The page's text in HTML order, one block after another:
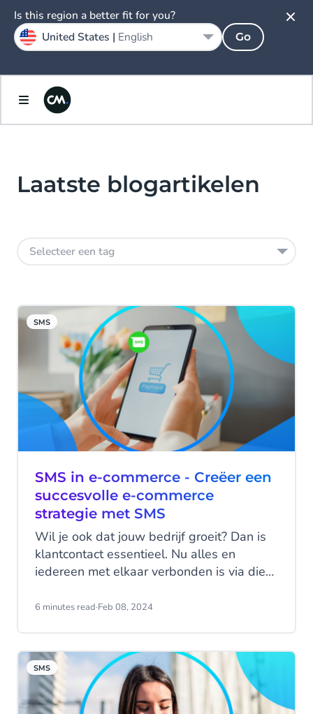
Laatste blogartikelen
Selecteer een tag
SMS
SMS in e-commerce - Creëer een
succesvolle e-commerce
strategie met SMS
Wil je ook dat jouw bedrijf groeit? Dan is
klantcontact essentieel. Nu alles en
iedereen met elkaar verbonden is via die
handen, wordt de manier waarop je met
SMS kunt gebruiken om je klantcontact te
verbeteren, verkoop te stimuleren en een
band op te bouwen met loyale klanten.
6 minutes read·Feb 08, 2024
SMS
Is this region a better fit for you?
United States | English Go